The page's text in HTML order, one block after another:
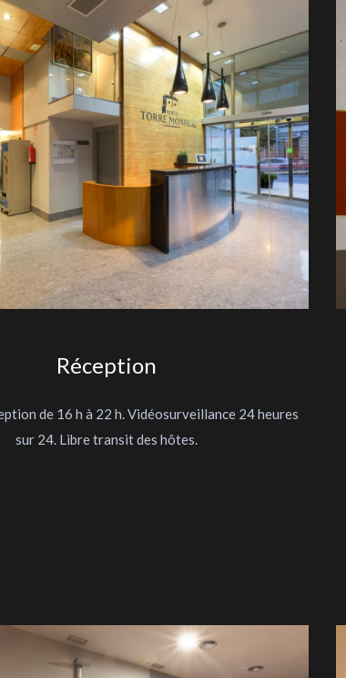
Réception
de 16 h à 22 h. Vidéosurveillance 24 heures
sur 24. Libre transit des hôtes.